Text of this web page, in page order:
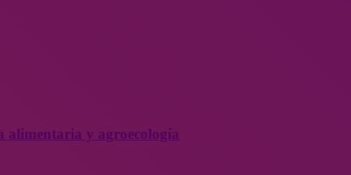
alimentaria y agroecología